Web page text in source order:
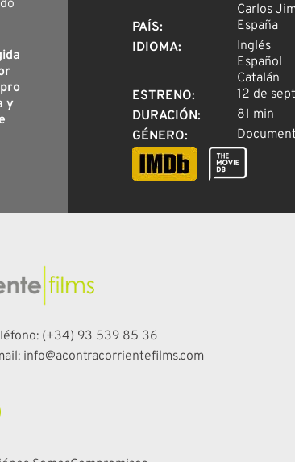
y
Carlos
PAÍS:
España
IDIOMA:
Inglés
Español
Catalán
ESTRENO:
12 de
DURACIÓN:
81 min
GÉNERO:
(+34) 93 539 85 36
info@acontracorrientefilms.com